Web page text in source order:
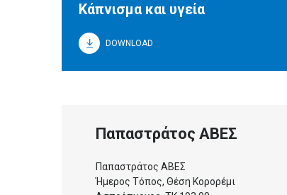
Κάπνισμα και υγεία
DOWNLOAD
Παπαστράτος ΑΒΕΣ
Παπαστράτος ΑΒΕΣ
Ήμερος Τόπος, Θέση Κορορέμι